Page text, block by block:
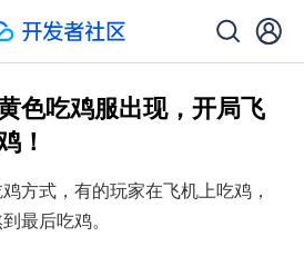
色吃鸡服出现，开局飞
！
方式，有的玩家在飞机上吃鸡，
最后吃鸡。